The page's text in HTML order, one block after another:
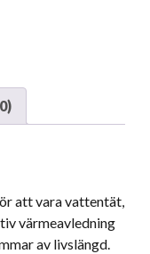
att vara vattentät,
värmeavledning
av livslängd.